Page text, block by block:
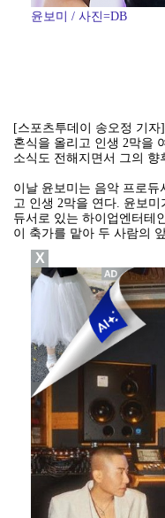
윤보미 / 사진=DB
[스포츠투데이 송오정 기
혼식을 올리고 인생 2막을
소식도 전해지면서 그의 향
이날 윤보미는 음악 프로듀
고 인생 2막을 연다. 윤보
듀서로 있는 하이업엔터테
이 축가를 맡아 두 사람의
X